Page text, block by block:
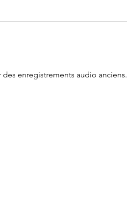
enregistrements audio anciens.